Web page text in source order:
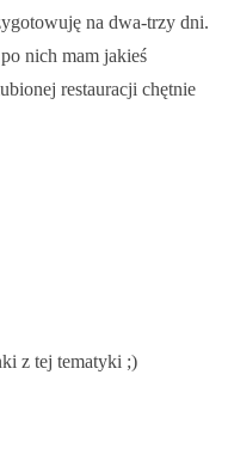
na dwa-trzy dni.
nich mam jakieś
restauracji chętnie
z tej tematyki ;)